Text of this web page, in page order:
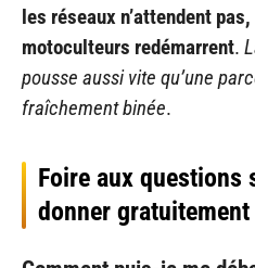
les réseaux n’attendent
motoculteurs redémarrent.
pousse aussi vite qu’une
fraîchement binée.
Foire aux questions
donner gratuitement